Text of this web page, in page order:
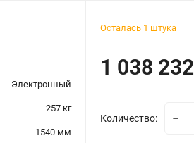
Электронный
257 кг
1540 мм
Осталась 1 штука
1 038 232
Количество: